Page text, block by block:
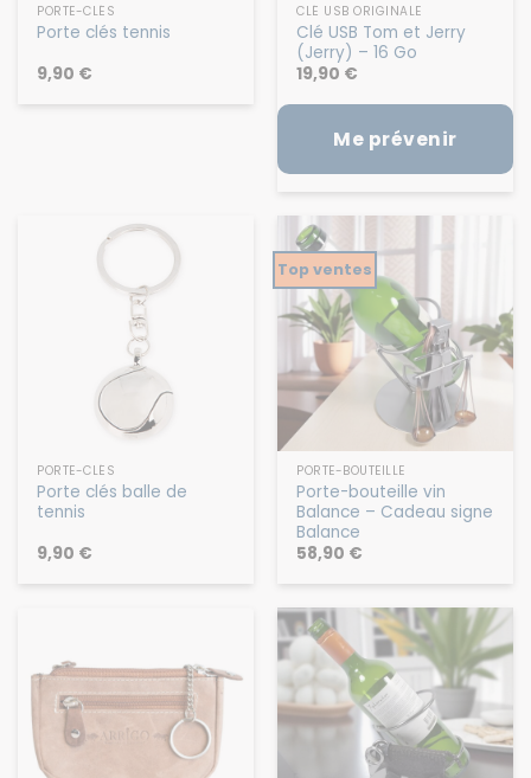
PORTE-CLÉS
Porte clés tennis
9,90 €
CLÉ USB ORIGINALE
Clé USB Tom et Jerry
(Jerry) – 16 Go
19,90 €
Me prévenir
PORTE-CLÉS
Porte clés balle de
tennis
9,90 €
Top ventes
PORTE-BOUTEILLE
Porte-bouteille vin
Balance – Cadeau signe
Balance
58,90 €